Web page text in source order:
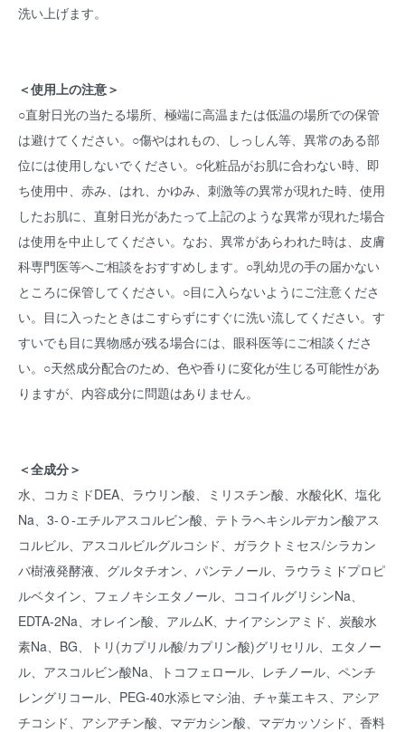
洗い上げます。
＜使用上の注意＞
○直射日光の当たる場所、極端に高温または低温の場所での保管
は避けてください。○傷やはれもの、しっしん等、異常のある部
位には使用しないでください。○化粧品がお肌に合わない時、即
ち使用中、赤み、はれ、かゆみ、刺激等の異常が現れた時、使用
したお肌に、直射日光があたって上記のような異常が現れた場合
は使用を中止してください。なお、異常があらわれた時は、皮膚
科専門医等へご相談をおすすめします。○乳幼児の手の届かない
ところに保管してください。○目に入らないようにご注意くださ
い。目に入ったときはこすらずにすぐに洗い流してください。す
すいでも目に異物感が残る場合には、眼科医等にご相談くださ
い。○天然成分配合のため、色や香りに変化が生じる可能性があ
りますが、内容成分に問題はありません。
＜全成分＞
水、コカミドDEA、ラウリン酸、ミリスチン酸、水酸化K、塩化
Na、3-Ｏ-エチルアスコルビン酸、テトラヘキシルデカン酸アス
コルビル、アスコルビルグルコシド、ガラクトミセス/シラカン
バ樹液発酵液、グルタチオン、パンテノール、ラウラミドプロピ
ルベタイン、フェノキシエタノール、ココイルグリシンNa、
EDTA-2Na、オレイン酸、アルムK、ナイアシンアミド、炭酸水
素Na、BG、トリ(カプリル酸/カプリン酸)グリセリル、エタノー
ル、アスコルビン酸Na、トコフェロール、レチノール、ペンチ
レングリコール、PEG-40水添ヒマシ油、チャ葉エキス、アシア
チコシド、アシアチン酸、マデカシン酸、マデカッソシド、香料